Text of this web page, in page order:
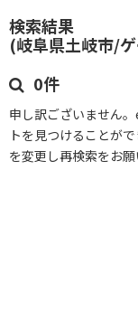
検索結果
(岐阜県土岐市/
0件
申し訳ございません
トを見つけることが
を変更し再検索をお願